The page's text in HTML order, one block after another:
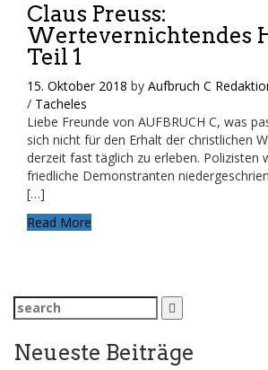
Claus Preuss:
Wertevernichtendes
Teil 1
15. Oktober 2018 by Aufbruch C
/ Tacheles
Liebe Freunde von AUFBRUCH C, was
sich nicht für den Erhalt der christlichen
derzeit fast täglich zu erleben. Polizisten
friedliche Demonstranten
[…]
Read More
Search
for:
Neueste Beiträge